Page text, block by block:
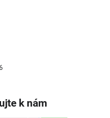
k nám